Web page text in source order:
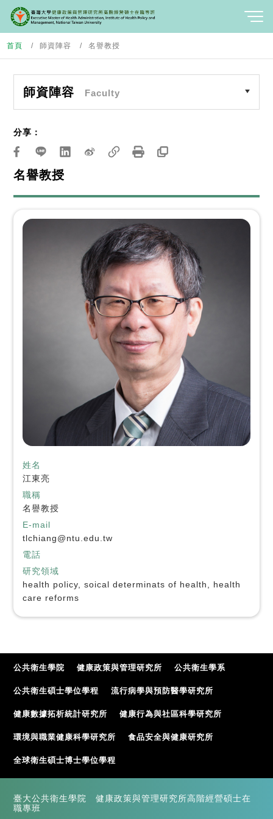
首頁 師資陣容 名譽教授
師資陣容 Faculty
名譽教授
分享：
姓名
江東亮
職稱
名譽教授
E-mail
tlchiang@ntu.edu.tw
電話
研究領域
health policy, soical determinats of health, health
care reforms
公共衛生學院 健康政策與管理研究所 公共衛生學系
公共衛生碩士學位學程 流行病學與預防醫學研究所
健康數據拓析統計研究所 健康行為與社區科學研究所
環境與職業健康科學研究所 食品安全與健康研究所
全球衛生碩士博士學位學程
臺大公共衛生學院 健康政策與管理研究所高階經營碩士在
職專班